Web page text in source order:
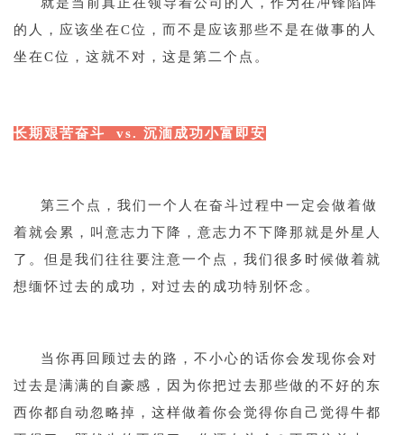
的人，应该坐在C位，而不是应该那些不是在做事的人
坐在C位，这就不对，这是第二个点。
长期艰苦奋斗 vs. 沉湎成功小富即安
第三个点，我们一个人在奋斗过程中一定会做着做
着就会累，叫意志力下降，意志力不下降那就是外星人
了。但是我们往往要注意一个点，我们很多时候做着就
想缅怀过去的成功，对过去的成功特别怀念。
当你再回顾过去的路，不小心的话你会发现你会对
过去是满满的自豪感，因为你把过去那些做的不好的东
西你都自动忽略掉，这样做着你会觉得你自己觉得牛都